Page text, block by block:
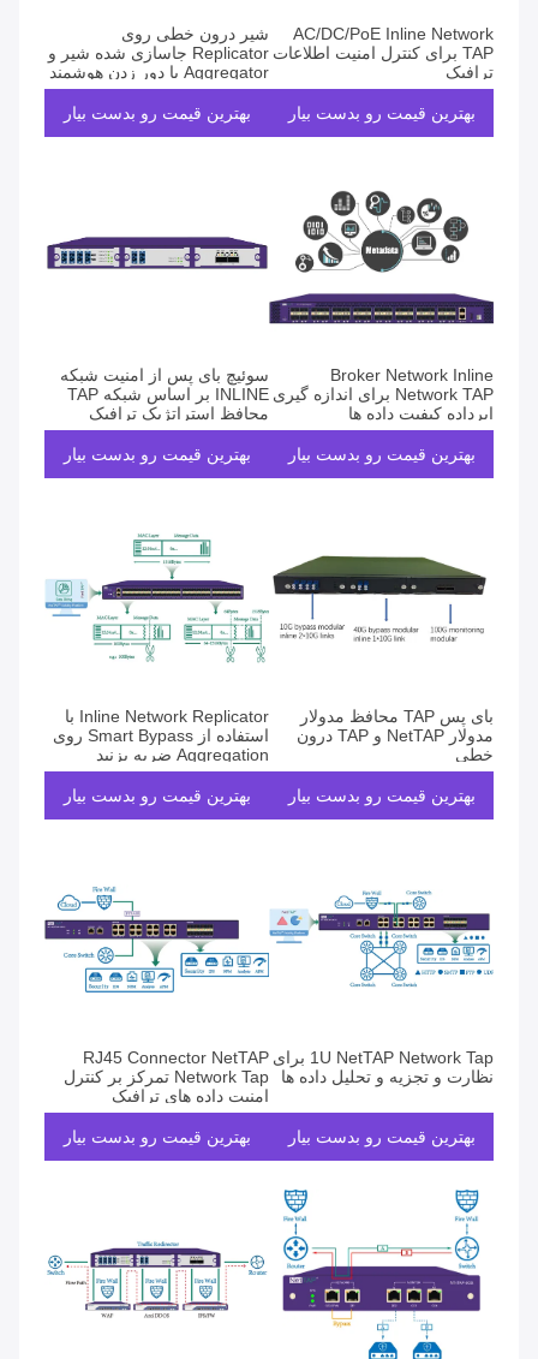
AC/DC/PoE Inline Network
TAP برای کنترل امنیت اطلاعات
ترافیک
بهترین قیمت رو بدست بیار
شیر درون خطی روی
Replicator جاسازی شده شیر و
Aggregator با دور زدن هوشمند
ضربه بزنید
بهترین قیمت رو بدست بیار
Broker Network Inline
Network TAP برای اندازه گیری
ابرداده کیفیت داده ها
بهترین قیمت رو بدست بیار
سوئیچ بای پس از امنیت شبکه
INLINE بر اساس شبکه TAP
محافظ استراتژیک ترافیک
بهترین قیمت رو بدست بیار
بای پس TAP محافظ مدولار
مدولار NetTAP و TAP درون
خطی
بهترین قیمت رو بدست بیار
Inline Network Replicator با
استفاده از Smart Bypass روی
Aggregation ضربه بزنید
بهترین قیمت رو بدست بیار
1U NetTAP Network Tap برای
نظارت و تجزیه و تحلیل داده ها
بهترین قیمت رو بدست بیار
RJ45 Connector NetTAP
Network Tap تمرکز بر کنترل
امنیت داده های ترافیک
بهترین قیمت رو بدست بیار